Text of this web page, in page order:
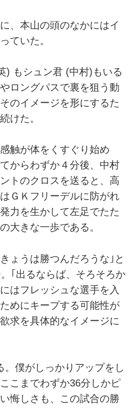
、本山の頭のなかにはイ
ていた。
) もシュン君 (中村)もいる
ロングパスで裏を狙う動
のイメージを形にするた
けた。
触が体をくすぐり始め
からわずか４分後、中村
トのクロスを送ると、高
ＧＫフリーデルに防がれ
力を生かして左足でたた
大きな一歩である。
ょうは勝つんだろうな｣と
｢出るならば、そろそろか
はフレッシュな選手を入
めにキープする可能性が
求を具体的なイメージに
。僕がしっかりアップをし
こまでわずか36分しかピ
悔しさも、この試合の勝